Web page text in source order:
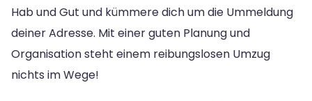
Hab und Gut und kümmere dich um die Ummeldung
deiner Adresse. Mit einer guten Planung und
Organisation steht einem reibungslosen Umzug
nichts im Wege!